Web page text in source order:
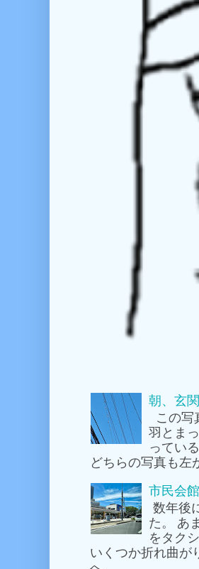
朝、玄
この写
羽とま
ってい
どちらの写真も左
市民会
数年後
た。 あ
をタク
いくつか折れ曲が